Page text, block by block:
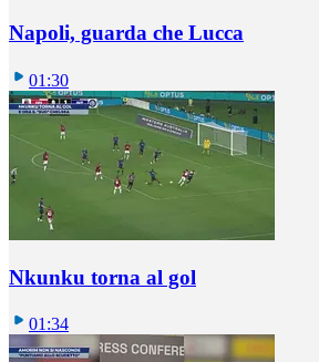
Napoli, guarda che Lucca
01:30
Nkunku torna al gol
01:34